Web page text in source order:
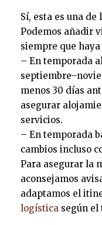
Sí, esta es una
Podemos añadir
siempre que
– En temporada
menos 30 días
asegurar
servicios.
– En temporada
cambios incluso
Para asegurar la
aconsejamos
adaptamos el
logística según